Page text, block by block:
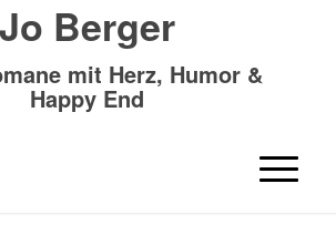
Jo Berger
mit Herz, Humor &
Happy End